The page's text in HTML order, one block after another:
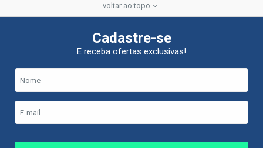
voltar ao topo
Cadastre-se
E receba ofertas exclusivas!